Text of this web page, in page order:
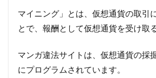
4.27
4.28
Synobook(DigiCoca)
マイニング」とは、仮想通貨の取引
とで、報酬として仮想通貨を受け取
マンガ違法サイトは、仮想通貨の採
にプログラムされています。